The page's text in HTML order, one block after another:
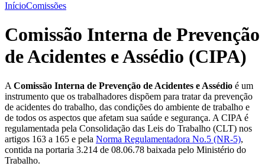
InícioComissões
Comissão Interna de Prevenção
de Acidentes e Assédio (CIPA)
A Comissão Interna de Prevenção de Acidentes e Assédio é um
instrumento que os trabalhadores dispõem para tratar da prevenção
de acidentes do trabalho, das condições do ambiente de trabalho e
de todos os aspectos que afetam sua saúde e segurança. A CIPA é
regulamentada pela Consolidação das Leis do Trabalho (CLT) nos
artigos 163 a 165 e pela Norma Regulamentadora No.5 (NR-5),
contida na portaria 3.214 de 08.06.78 baixada pelo Ministério do
Trabalho.